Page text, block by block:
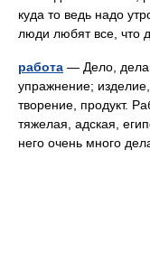
куда то ведь надо
люди любят все,
работа — Дело,
упражнение;
творение, продукт.
тяжелая, адская,
него очень много